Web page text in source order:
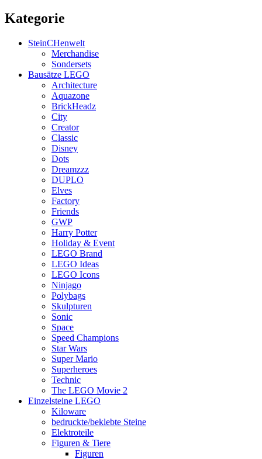
Kategorie
SteinCHenwelt
Merchandise
Sondersets
Bausätze LEGO
Architecture
Aquazone
BrickHeadz
City
Creator
Classic
Disney
Dots
Dreamzzz
DUPLO
Elves
Factory
Friends
GWP
Harry Potter
Holiday & Event
LEGO Brand
LEGO Ideas
LEGO Icons
Ninjago
Polybags
Skulpturen
Sonic
Space
Speed Champions
Star Wars
Super Mario
Superheroes
Technic
The LEGO Movie 2
Einzelsteine LEGO
Kiloware
bedruckte/beklebte Steine
Elektroteile
Figuren & Tiere
Figuren